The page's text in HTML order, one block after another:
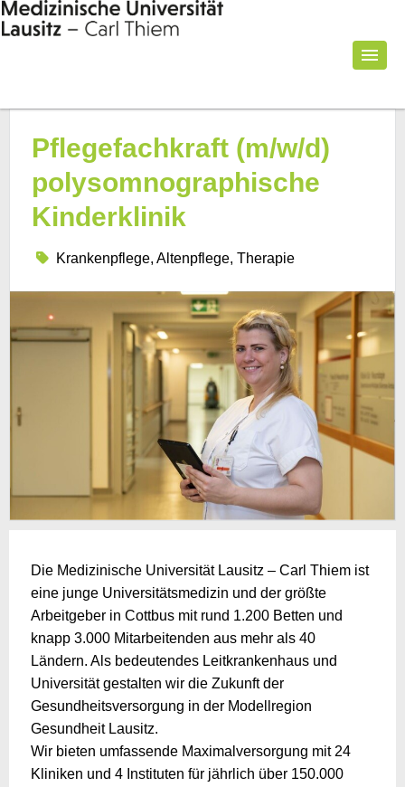
Pflegefachkraft (m/w/d)
polysomnographische
Kinderklinik
Krankenpflege, Altenpflege, Therapie
Die Medizinische Universität Lausitz – Carl Thiem ist
eine junge Universitätsmedizin und der größte
Arbeitgeber in Cottbus mit rund 1.200 Betten und
knapp 3.000 Mitarbeitenden aus mehr als 40
Ländern. Als bedeutendes Leitkrankenhaus und
Universität gestalten wir die Zukunft der
Gesundheitsversorgung in der Modellregion
Gesundheit Lausitz.
Wir bieten umfassende Maximalversorgung mit 24
Kliniken und 4 Instituten für jährlich über 150.000